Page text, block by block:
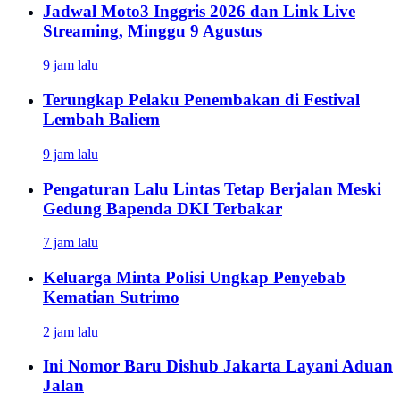
Jadwal Moto3 Inggris 2026 dan Link Live
Streaming, Minggu 9 Agustus
9 jam lalu
Terungkap Pelaku Penembakan di Festival
Lembah Baliem
9 jam lalu
Pengaturan Lalu Lintas Tetap Berjalan Meski
Gedung Bapenda DKI Terbakar
7 jam lalu
Keluarga Minta Polisi Ungkap Penyebab
Kematian Sutrimo
2 jam lalu
Ini Nomor Baru Dishub Jakarta Layani Aduan
Jalan